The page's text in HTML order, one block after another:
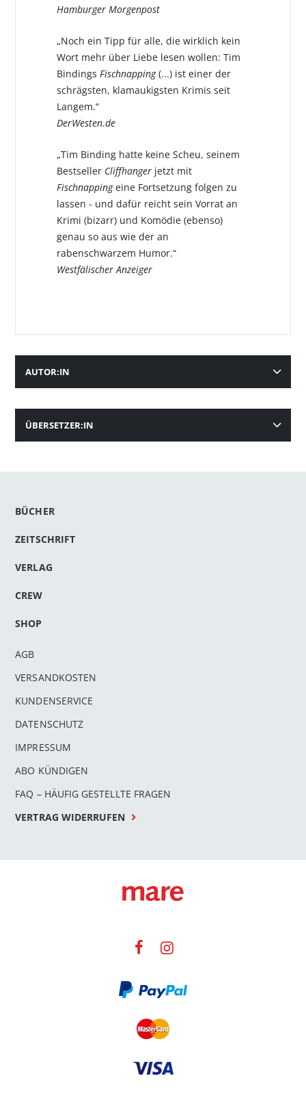
Hamburger Morgenpost
„Noch ein Tipp für alle, die wirklich kein
Wort mehr über Liebe lesen wollen: Tim
Bindings Fischnapping(...) ist einer der
schrägsten, klamaukigsten Krimis seit
Langem.“
DerWesten.de
„Tim Binding hatte keine Scheu, seinem
Bestseller Cliffhangerjetzt mit
Fischnappingeine Fortsetzung folgen zu
lassen - und dafür reicht sein Vorrat an
Krimi (bizarr) und Komödie (ebenso)
genau so aus wie der an
rabenschwarzem Humor.“
Westfälischer Anzeiger
AUTOR:IN
ÜBERSETZER:IN
BÜCHER
ZEITSCHRIFT
VERLAG
CREW
SHOP
AGB
VERSANDKOSTEN
KUNDENSERVICE
DATENSCHUTZ
IMPRESSUM
ABO KÜNDIGEN
FAQ – HÄUFIG GESTELLTE FRAGEN
VERTRAG WIDERRUFEN